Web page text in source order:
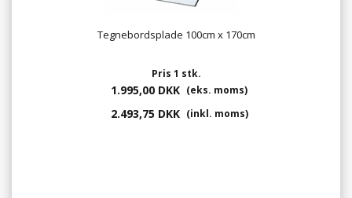
Tegnebordsplade 100cm x 170cm
Pris 1 stk.
1.995,00 DKK (eks. moms)
2.493,75 DKK (inkl. moms)